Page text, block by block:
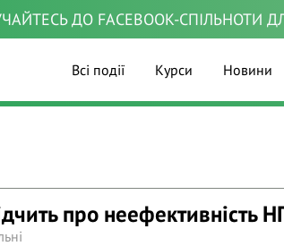
ДО FACEBOOK-СПІЛЬНОТИ
Всі події Курси Новини
про неефективність